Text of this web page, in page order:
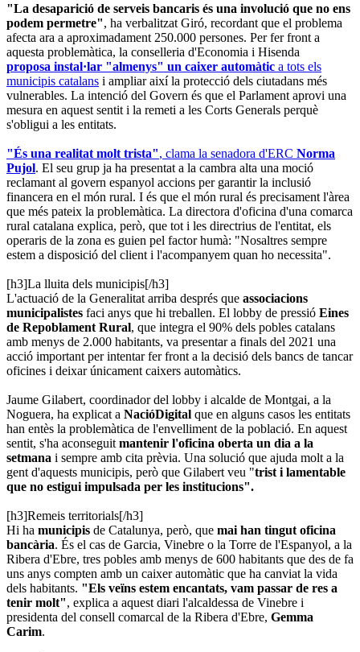
"La desaparició de serveis bancaris és una involució que no ens
podem permetre", ha verbalitzat Giró, recordant que el problema
afecta ara a aproximadament 250.000 persones. Per fer front a
aquesta problemàtica, la conselleria d'Economia i Hisenda
proposa instal·lar "almenys" un caixer automàtic a tots els
municipis catalans i ampliar així la protecció dels ciutadans més
vulnerables. La intenció del Govern és que el Parlament aprovi una
mesura en aquest sentit i la remeti a les Corts Generals perquè
s'obligui a les entitats.
"És una realitat molt trista", clama la senadora d'ERC Norma
Pujol. El seu grup ja ha presentat a la cambra alta una moció
reclamant al govern espanyol accions per garantir la inclusió
financera en el món rural. I és que el món rural és precisament l'àrea
que més pateix la problemàtica. La directora d'oficina d'una comarca
rural catalana explica, però, que tot i les directrius de l'entitat, els
operaris de la zona es guien pel factor humà: "Nosaltres sempre
estem a disposició del client i l'acompanyem quan ho necessita".
[h3]La lluita dels municipis[/h3]
L'actuació de la Generalitat arriba després que associacions
municipalistes faci anys que hi treballen. El lobby de pressió Eines
de Repoblament Rural, que integra el 90% dels pobles catalans
amb menys de 2.000 habitants, va presentar a finals del 2021 una
acció important per intentar fer front a la decisió dels bancs de tancar
oficines i deixar únicament caixers automàtics.
Jaume Gilabert, coordinador del lobby i alcalde de Montgai, a la
Noguera, ha explicat a NacióDigital que en alguns casos les entitats
han entès la problemàtica de l'envelliment de la població. En aquest
sentit, s'ha aconseguit mantenir l'oficina oberta un dia a la
setmana i sempre amb cita prèvia. Una solució que ajuda molt a la
gent d'aquests municipis, però que Gilabert veu "trist i lamentable
que no estigui impulsada per les institucions".
[h3]Remeis territorials[/h3]
Hi ha municipis de Catalunya, però, que mai han tingut oficina
bancària. És el cas de Garcia, Vinebre o la Torre de l'Espanyol, a la
Ribera d'Ebre, tres pobles amb menys de 600 habitants que des de fa
uns anys compten amb un caixer automàtic que ha canviat la vida
dels habitants. "Els veïns estem encantats, vam passar de res a
tenir molt", explica a aquest diari l'alcaldessa de Vinebre i
presidenta del consell comarcal de la Ribera d'Ebre, Gemma
Carim.